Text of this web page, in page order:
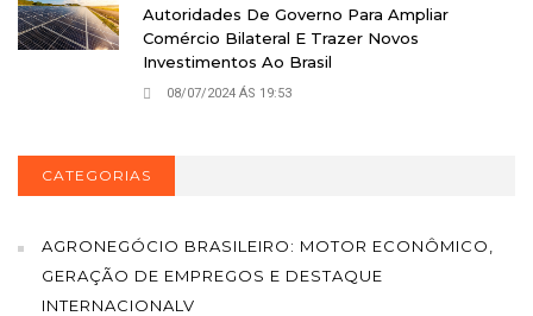
Autoridades De Governo Para Ampliar
Comércio Bilateral E Trazer Novos
Investimentos Ao Brasil
08/07/2024 ÁS 19:53
CATEGORIAS
AGRONEGÓCIO BRASILEIRO: MOTOR ECONÔMICO,
GERAÇÃO DE EMPREGOS E DESTAQUE
INTERNACIONALV